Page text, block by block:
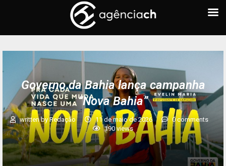
Governo da Bahia lança campanha
“Nova Bahia”
written byRedação 11 de maio de 2026
0 comments
190views